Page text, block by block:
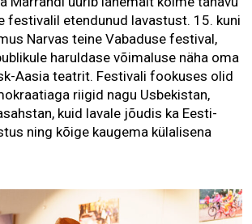
festivalil etendunud lavastust. 15. kuni
Narvas teine Vabaduse festival,
haruldase võimaluse näha oma
Aasia teatrit. Festivali fookuses olid
riigid nagu Usbekistan,
kuid lavale jõudis ka Eesti-
ning kõige kaugema külalisena